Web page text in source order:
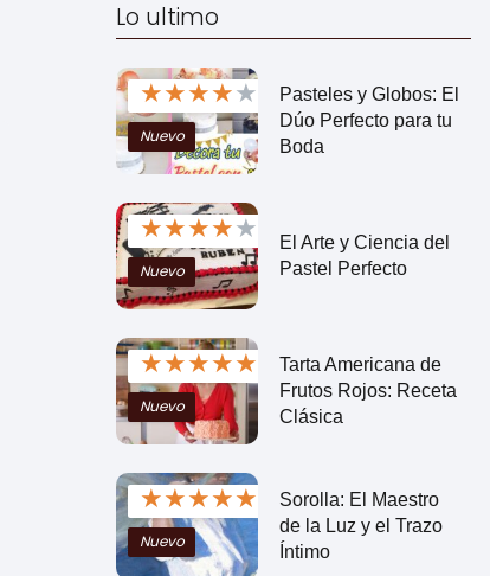
Lo ultimo
★★★★★
Nuevo
Pasteles y Globos: El
Dúo Perfecto para tu
Boda
★★★★★
Nuevo
El Arte y Ciencia del
Pastel Perfecto
★★★★★
Nuevo
Tarta Americana de
Frutos Rojos: Receta
Clásica
★★★★★
Nuevo
Sorolla: El Maestro
de la Luz y el Trazo
Íntimo